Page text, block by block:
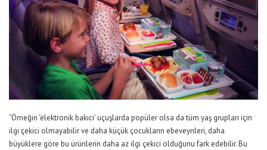
“Örneğin ‘elektronik bakıcı’ uçuşlarda popüler olsa da tüm yaş grupları için
ilgi çekici olmayabilir ve daha küçük çocukların ebeveynleri, daha
büyüklere göre bu ürünlerin daha az ilgi çekici olduğunu fark edebilir. Bu